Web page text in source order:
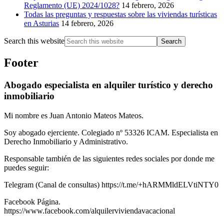
Reglamento (UE) 2024/1028? 14 febrero, 2026
Todas las preguntas y respuestas sobre las viviendas turísticas
en Asturias 14 febrero, 2026
Search this website
Footer
Abogado especialista en alquiler turístico y derecho
inmobiliario
Mi nombre es Juan Antonio Mateos Mateos.
Soy abogado ejerciente. Colegiado nº 53326 ICAM. Especialista en
Derecho Inmobiliario y Administrativo.
Responsable también de las siguientes redes sociales por donde me
puedes seguir:
Telegram (Canal de consultas) https://t.me/+hARMMldELVtiNTY0
Facebook Página.
https://www.facebook.com/alquilerviviendavacacional